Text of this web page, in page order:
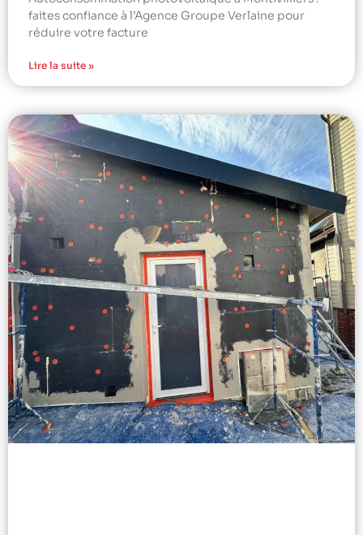
faites confiance à l’Agence Groupe Verlaine pour
réduire votre facture
Lire la suite »